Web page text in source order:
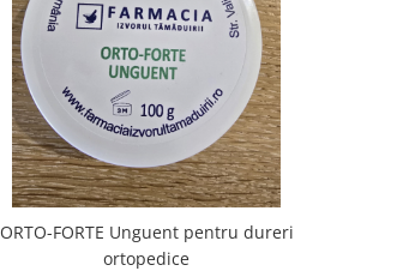
ORTO-FORTE Unguent pentru dureri
ortopedice